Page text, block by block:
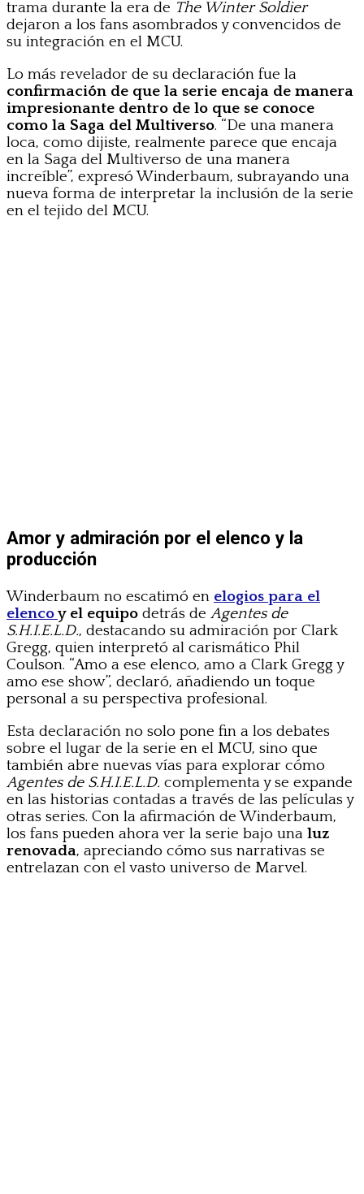
trama durante la era de The Winter Soldier
dejaron a los fans asombrados y convencidos de
su integración en el MCU.
Lo más revelador de su declaración fue la
confirmación de que la serie encaja de manera
impresionante dentro de lo que se conoce
como la Saga del Multiverso. “De una manera
loca, como dijiste, realmente parece que encaja
en la Saga del Multiverso de una manera
increíble”, expresó Winderbaum, subrayando una
nueva forma de interpretar la inclusión de la serie
en el tejido del MCU.
Amor y admiración por el elenco y la
producción
Winderbaum no escatimó en elogios para el
elencoy el equipo detrás deAgentes de
S.H.I.E.L.D., destacando su admiración por Clark
Gregg, quien interpretó al carismático Phil
Coulson. “Amo a ese elenco, amo a Clark Gregg y
amo ese show”, declaró, añadiendo un toque
personal a su perspectiva profesional.
Esta declaración no solo pone fin a los debates
sobre el lugar de la serie en el MCU, sino que
también abre nuevas vías para explorar cómo
Agentes de S.H.I.E.L.D. complementa y se expande
en las historias contadas a través de las películas y
otras series. Con la afirmación de Winderbaum,
los fans pueden ahora ver la serie bajo una luz
renovada, apreciando cómo sus narrativas se
entrelazan con el vasto universo de Marvel.